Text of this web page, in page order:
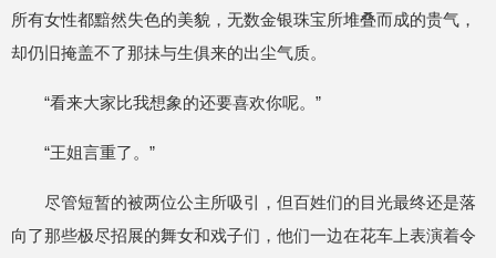
所有女性都黯然失色的美貌，无数金银珠宝所堆叠而成的贵气，
却仍旧掩盖不了那抺与生俱来的出尘气质。
“看来大家比我想象的还要喜欢你呢。”
“王姐言重了。”
尽管短暂的被两位公主所吸引，但百姓们的目光最终还是落
向了那些极尽招展的舞女和戏子们，他们一边在花车上表演着令